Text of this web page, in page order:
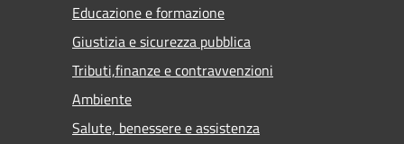
Educazione e formazione
Giustizia e sicurezza pubblica
Tributi,finanze e contravvenzioni
Ambiente
Salute, benessere e assistenza